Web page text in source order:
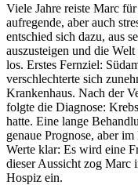
Viele Jahre reiste Marc
aufregende, aber auch
entschied sich dazu, aus
auszusteigen und die
los. Erstes Fernziel:
verschlechterte sich
Krankenhaus. Nach der
folgte die Diagnose:
hatte. Eine lange
genaue Prognose, aber
Werte klar: Es wird eine
dieser Aussicht zog
Hospiz ein.